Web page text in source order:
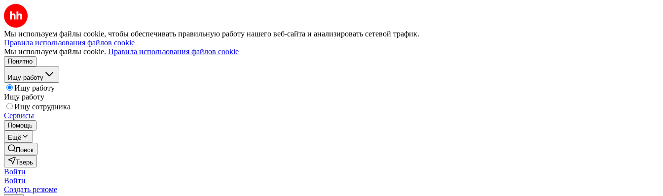
Мы используем файлы cookie, чтобы обеспечивать правильную работу нашего веб-сайта и анализировать сетевой трафик.
Правила использования файлов cookie
Мы используем файлы cookie. Правила использования файлов cookie
Понятно
Ищу работу
Ищу работу
Ищу работу
Ищу сотрудника
Сервисы
Помощь
Ещё
Поиск
Тверь
Войти
Войти
Создать резюме